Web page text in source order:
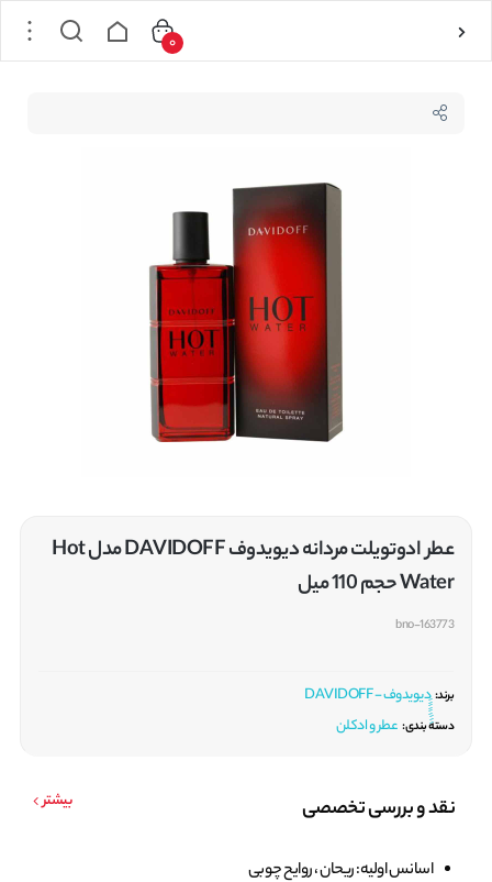
0
عطر ادوتویلت مردانه دیویدوف DAVIDOFF مدل Hot
Water حجم 110 میل
bno-163773
برند: ِِِِِِِِِدیویدوف - DAVIDOFF
دسته بندی: عطر و ادکلن
نقد و بررسی تخصصی بیشتر
اسانس اولیه: ریحان ، روایح چوبی